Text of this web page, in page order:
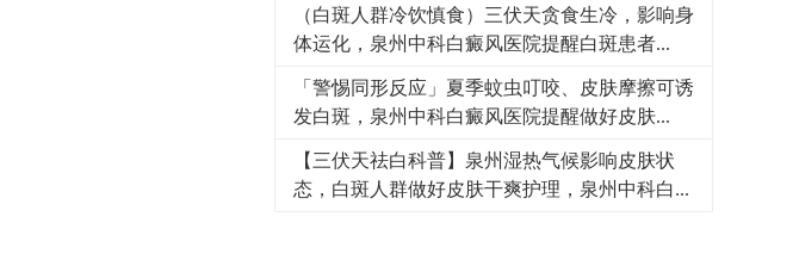
（白斑人群冷饮慎食）三伏天贪食生冷，影响身
体运化，泉州中科白癜风医院提醒白斑患者...
「警惕同形反应」夏季蚊虫叮咬、皮肤摩擦可诱
发白斑，泉州中科白癜风医院提醒做好皮肤...
【三伏天祛白科普】泉州湿热气候影响皮肤状
态，白斑人群做好皮肤干爽护理，泉州中科白...